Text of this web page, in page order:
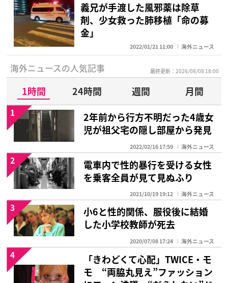
義兄が手渡した風邪薬は除草
剤、少女救った肺移植「命の募
金」
2022/01/21 11:00 海外ニュース
海外ニュースの人気記事 最終更新：2026/08/08 18:00
1時間 24時間 週間
月間
2年前から行方不明だった4歳女
児が祖父宅の隠し部屋から発見
2022/02/16 17:59 海外ニュース
1
電車内で性的暴行を受ける女性
を乗客全員が見て見ぬふり
2021/10/19 19:12 海外ニュース
2
小6と性的関係、服役後に結婚
した小学校教師が死去
2020/07/08 17:24 海外ニュース
3
「きわどくて心配」TWICE・モ
モ “両脇丸見え”ファッション
4